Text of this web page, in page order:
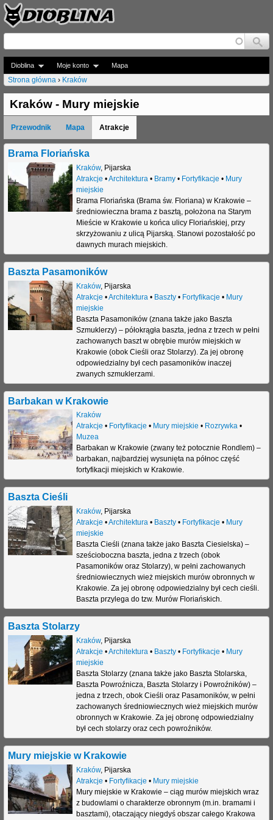
Jump to navigation
Dioblina Moje konto Mapa
J
e
s
t
ś
t
a
Strona główna › Kraków
Kraków - Mury miejskie
Przewodnik Mapa Atrakcje
Brama Floriańska
Kraków, Pijarska
Atrakcje •Architektura • Bramy• Fortyfikacje • Mury
miejskie
Brama Floriańska (Brama św. Floriana) w Krakowie –
średniowieczna brama z basztą, położona na Starym
Mieście w Krakowie u końca ulicy Floriańskiej, przy
skrzyżowaniu z ulicą Pijarską. Stanowi pozostałość po
dawnych murach miejskich.
Baszta Pasamoników
Kraków, Pijarska
Atrakcje •Architektura • Baszty• Fortyfikacje • Mury
miejskie
Baszta Pasamoników (znana także jako Baszta
Szmuklerzy) – półokrągła baszta, jedna z trzech w pełni
zachowanych baszt w obrębie murów miejskich w
Krakowie (obok Cieśli oraz Stolarzy). Za jej obronę
odpowiedzialny był cech pasamoników inaczej
zwanych szmuklerzami.
Barbakan w Krakowie
Kraków
Atrakcje • Fortyfikacje • Mury miejskie • Rozrywka•
Muzea
Barbakan w Krakowie (zwany też potocznie Rondlem) –
barbakan, najbardziej wysunięta na północ część
fortyfikacji miejskich w Krakowie.
Baszta Cieśli
Kraków, Pijarska
Atrakcje •Architektura• Baszty• Fortyfikacje • Mury
miejskie
Baszta Cieśli (znana także jako Baszta Ciesielska) –
sześcioboczna baszta, jedna z trzech (obok
Pasamoników oraz Stolarzy), w pełni zachowanych
średniowiecznych wież miejskich murów obronnych w
Krakowie. Za jej obronę odpowiedzialny był cech cieśli.
Baszta przylega do tzw. Murów Floriańskich.
Baszta Stolarzy
Kraków, Pijarska
Atrakcje •Architektura• Baszty• Fortyfikacje • Mury
miejskie
Baszta Stolarzy (znana także jako Baszta Stolarska,
Baszta Powroźnicza, Baszta Stolarzy i Powroźników) –
jedna z trzech, obok Cieśli oraz Pasamoników, w pełni
zachowanych średniowiecznych wież miejskich murów
obronnych w Krakowie. Za jej obronę odpowiedzialny
był cech stolarzy oraz cech powroźników.
Mury miejskie w Krakowie
Kraków, Pijarska
Atrakcje • Fortyfikacje • Mury miejskie
Mury miejskie w Krakowie – ciąg murów miejskich wraz
z budowlami o charakterze obronnym (m.in. bramami i
basztami), otaczający niegdyś obszar całego Krakowa